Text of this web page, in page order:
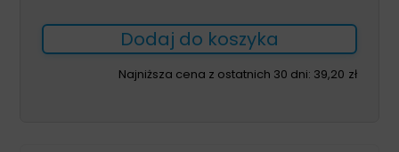
SKIN
25g
x
Dodaj do koszyka
Najniższa cena z ostatnich 30 dni: 39,20 zł